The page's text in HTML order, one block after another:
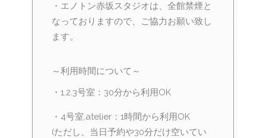
・エノトン赤坂スタジオは、全館禁煙と
なっておりますので、ご協力お願い致し
ます。
～利用時間について～
・1.2.3号室：30分から利用OK
・4号室.atelier：1時間から利用OK
(ただし、当日予約や30分だけ空いてい